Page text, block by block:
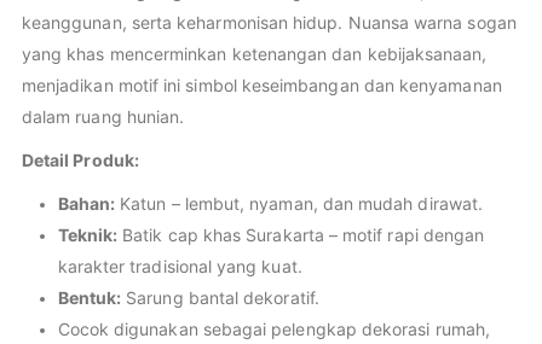
keanggunan, serta keharmonisan hidup. Nuansa warna sogan
yang khas mencerminkan ketenangan dan kebijaksanaan,
menjadikan motif ini simbol keseimbangan dan kenyamanan
dalam ruang hunian.
Detail Produk:
Bahan: Katun – lembut, nyaman, dan mudah dirawat.
Teknik: Batik cap khas Surakarta – motif rapi dengan
karakter tradisional yang kuat.
Bentuk: Sarung bantal dekoratif.
Cocok digunakan sebagai pelengkap dekorasi rumah,